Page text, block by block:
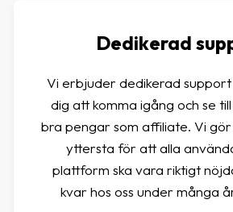
Dedikerad
Vi erbjuder dedikerad
dig att komma igång och se
bra pengar som affiliate. Vi
yttersta för att alla
plattform ska vara riktigt
kvar hos oss under många